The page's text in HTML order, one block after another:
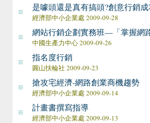
是噱頭還是真有搞頭?創意行銷
經濟部中小企業處 2009-09-28
網站行銷企劃實務班—「掌握網
中國生產力中心 2009-09-26
指名度行銷
圓山扶輪社 2009-09-23
搶攻宅經濟-網路創業商機趨勢
經濟部中小企業處 2009-09-14
計畫書撰寫指導
經濟部中小企業處 2009-09-13